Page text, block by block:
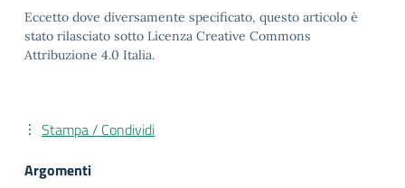
Eccetto dove diversamente specificato, questo articolo è
stato rilasciato sotto Licenza Creative Commons
Attribuzione 4.0 Italia.
Stampa / Condividi
Argomenti